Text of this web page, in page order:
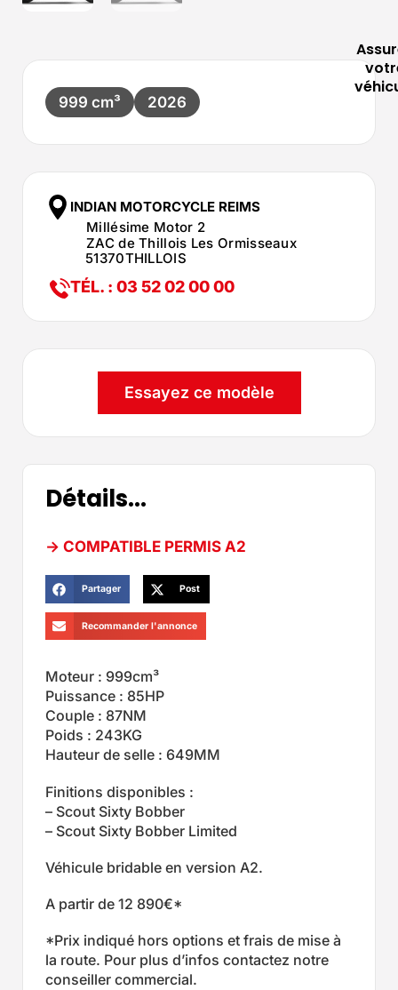
999 cm³ 2026
INDIAN MOTORCYCLE REIMS
Millésime Motor 2
ZAC de Thillois Les Ormisseaux
51370THILLOIS
TÉL. : 03 52 02 00 00
Essayez ce modèle
Détails...
-> COMPATIBLE PERMIS A2
Partager Post
Recommander l'annonce
Moteur : 999cm³
Puissance : 85HP
Couple : 87NM
Poids : 243KG
Hauteur de selle : 649MM
Finitions disponibles :
– Scout Sixty Bobber
– Scout Sixty Bobber Limited
Véhicule bridable en version A2.
A partir de 12 890€*
*Prix indiqué hors options et frais de mise à
la route. Pour plus d’infos contactez notre
conseiller commercial.